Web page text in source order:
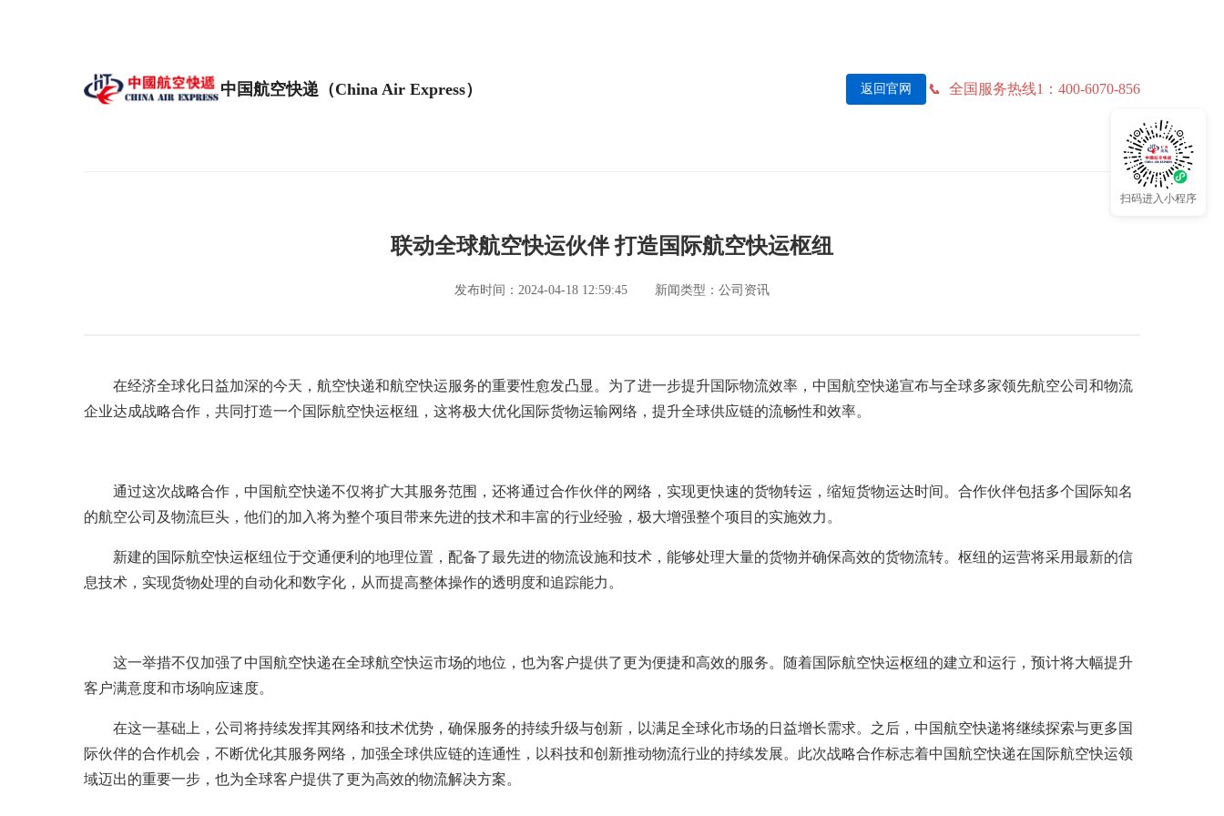
扫码进入小程序
中国航空快递（China Air Express） 返回官网 全国服务热线1：400-6070-856
联动全球航空快运伙伴 打造国际航空快运枢纽
发布时间：2024-04-18 12:59:45 新闻类型：公司资讯
在经济全球化日益加深的今天，航空快递和航空快运服务的重要性愈发凸显。为了进一步提升国际物流效率，中国航空快递宣布与全球多家领先航空公司和物流
企业达成战略合作，共同打造一个国际航空快运枢纽，这将极大优化国际货物运输网络，提升全球供应链的流畅性和效率。
通过这次战略合作，中国航空快递不仅将扩大其服务范围，还将通过合作伙伴的网络，实现更快速的货物转运，缩短货物运达时间。合作伙伴包括多个国际知名
的航空公司及物流巨头，他们的加入将为整个项目带来先进的技术和丰富的行业经验，极大增强整个项目的实施效力。
新建的国际航空快运枢纽位于交通便利的地理位置，配备了最先进的物流设施和技术，能够处理大量的货物并确保高效的货物流转。枢纽的运营将采用最新的信
息技术，实现货物处理的自动化和数字化，从而提高整体操作的透明度和追踪能力。
这一举措不仅加强了中国航空快递在全球航空快运市场的地位，也为客户提供了更为便捷和高效的服务。随着国际航空快运枢纽的建立和运行，预计将大幅提升
客户满意度和市场响应速度。
在这一基础上，公司将持续发挥其网络和技术优势，确保服务的持续升级与创新，以满足全球化市场的日益增长需求。之后，中国航空快递将继续探索与更多国
际伙伴的合作机会，不断优化其服务网络，加强全球供应链的连通性，以科技和创新推动物流行业的持续发展。此次战略合作标志着中国航空快递在国际航空快运领
域迈出的重要一步，也为全球客户提供了更为高效的物流解决方案。